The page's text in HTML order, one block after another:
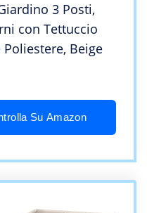
3 Posti,
con Tettuccio
Beige
Su Amazon